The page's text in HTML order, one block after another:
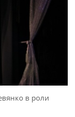
в роли